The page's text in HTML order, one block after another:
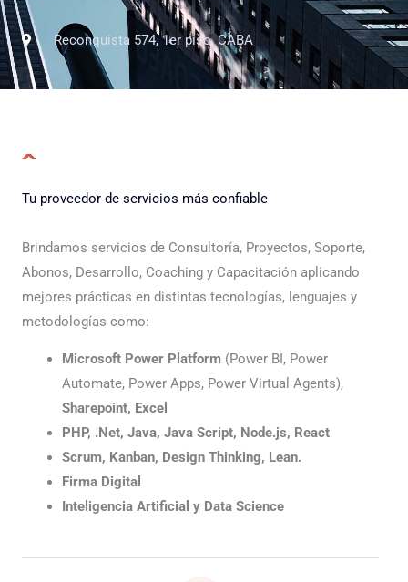
Reconquista 574, 1er piso, CABA
Tu proveedor de servicios más confiable
Brindamos servicios de Consultoría, Proyectos, Soporte,
Abonos, Desarrollo, Coaching y Capacitación aplicando
mejores prácticas en distintas tecnologías, lenguajes y
metodologías como:
Microsoft Power Platform(Power BI, Power
Automate, Power Apps, Power Virtual Agents),
Sharepoint, Excel
PHP, .Net, Java, Java Script, Node.js, React
Scrum, Kanban, Design Thinking, Lean.
Firma Digital
Inteligencia Artificial y Data Science